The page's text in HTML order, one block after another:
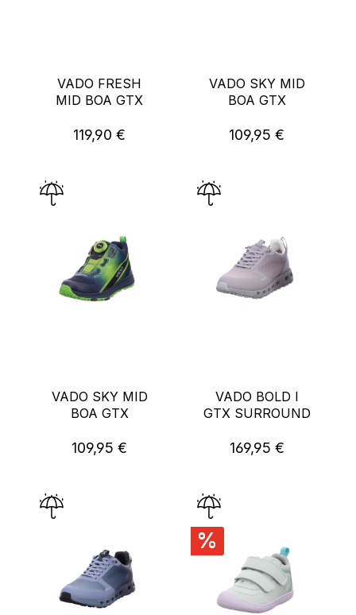
VADO FRESH
MID BOA GTX
Regulärer Preis:
119,90 €
VADO SKY MID
BOA GTX
Regulärer Preis:
109,95 €
VADO SKY MID
BOA GTX
Regulärer Preis:
109,95 €
VADO BOLD I
GTX SURROUND
Regulärer Preis:
169,95 €
%